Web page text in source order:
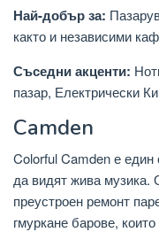
Най-добър за:
както и независими
Съседни акценти:
пазар, Електрически
Camden
Colorful Camden е
да видят жива музика.
преустроен ремонт
гмуркане барове,